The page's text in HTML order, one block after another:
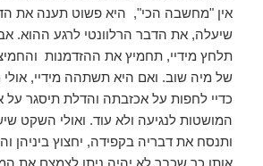
אין "מחשבה הכי", היא פשוט תענה את
שיעלה, את הדבר הרלוונטי לרגע ההוא.
תלחץ מידיי, תחמיץ את ההזדמנות
של מיה שוב. ואם היא תשתהה מידיי,
כדיי לחפות על אכזבתה והדלת תיסגר על
המושטות לנגיעה ולא עוד. ואולי השקט
ותנסח את דבריה בקפידה, יחצוץ ביניהן
אותן כך שכבר לא יהיה ניתן לצמצם את